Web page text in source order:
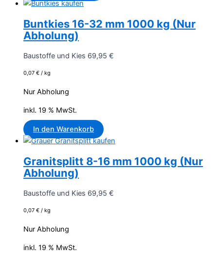
Buntkies 16-32 mm 1000 kg (Nur
Abholung)
Baustoffe und Kies 69,95 €
0,07 € / kg
Nur Abholung
inkl. 19 % MwSt.
In den Warenkorb
Granitsplitt 8-16 mm 1000 kg (Nur
Abholung)
Baustoffe und Kies 69,95 €
0,07 € / kg
Nur Abholung
inkl. 19 % MwSt.